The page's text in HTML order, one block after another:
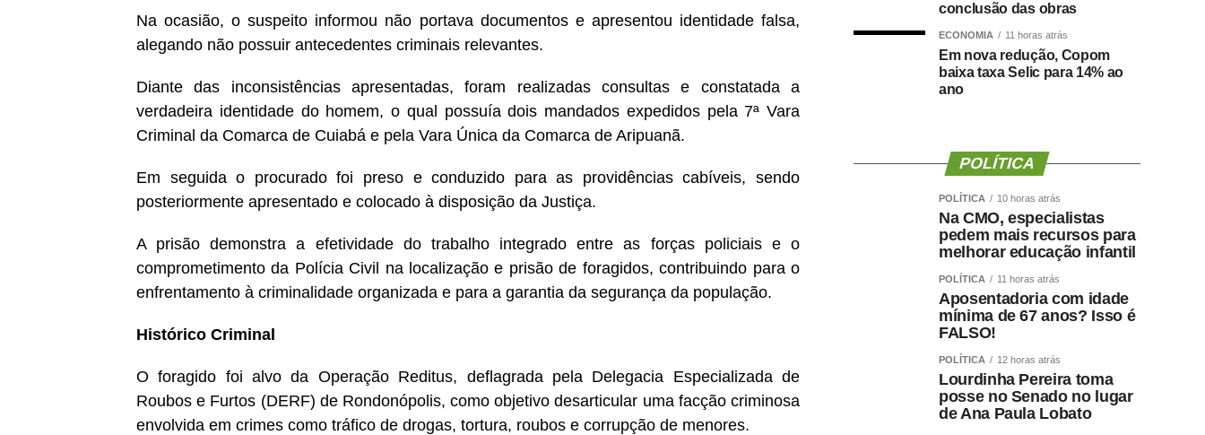
Na ocasião, o suspeito informou não portava documentos e apresentou identidade falsa,
alegando não possuir antecedentes criminais relevantes.
Diante das inconsistências apresentadas, foram realizadas consultas e constatada a
verdadeira identidade do homem, o qual possuía dois mandados expedidos pela 7ª Vara
Criminal da Comarca de Cuiabá e pela Vara Única da Comarca de Aripuanã.
Em seguida o procurado foi preso e conduzido para as providências cabíveis, sendo
posteriormente apresentado e colocado à disposição da Justiça.
A prisão demonstra a efetividade do trabalho integrado entre as forças policiais e o
comprometimento da Polícia Civil na localização e prisão de foragidos, contribuindo para o
enfrentamento à criminalidade organizada e para a garantia da segurança da população.
Histórico Criminal
O foragido foi alvo da Operação Reditus, deflagrada pela Delegacia Especializada de
Roubos e Furtos (DERF) de Rondonópolis, como objetivo desarticular uma facção criminosa
envolvida em crimes como tráfico de drogas, tortura, roubos e corrupção de menores.
conclusão das obras
ECONOMIA 11 horas atrás
Em nova redução, Copom
baixa taxa Selic para 14% ao
ano
POLÍTICA
POLÍTICA 10 horas atrás
Na CMO, especialistas
pedem mais recursos para
melhorar educação infantil
POLÍTICA 11 horas atrás
Aposentadoria com idade
mínima de 67 anos? Isso é
FALSO!
POLÍTICA 12 horas atrás
Lourdinha Pereira toma
posse no Senado no lugar
de Ana Paula Lobato